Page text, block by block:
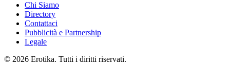
Chi Siamo
Directory
Contattaci
Pubblicità e Partnership
Legale
© 2026 Erotika. Tutti i diritti riservati.